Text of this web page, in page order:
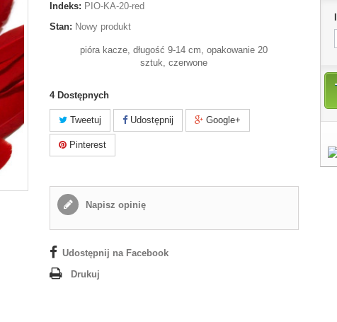
Indeks: PIO-KA-20-red
Stan: Nowy produkt
pióra kacze, długość 9-14 cm, opakowanie 20
sztuk, czerwone
4 Dostępnych
Tweetuj Udostępnij Google+
Pinterest
Napisz opinię
Udostępnij na Facebook
Drukuj